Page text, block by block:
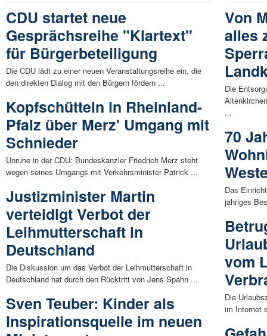
CDU startet neue
Gesprächsreihe "Klartext"
für Bürgerbeteiligung
Die CDU lädt zu einer neuen Veranstaltungsreihe ein, die
den direkten Dialog mit den Bürgern fördern ...
Kopfschütteln in Rheinland-
Pfalz über Merz' Umgang mit
Schnieder
Unruhe in der CDU: Bundeskanzler Friedrich Merz steht
wegen seines Umgangs mit Verkehrsminister Patrick ...
Justizminister Martin
verteidigt Verbot der
Leihmutterschaft in
Deutschland
Die Diskussion um das Verbot der Leihmutterschaft in
Deutschland hat durch den Rücktritt von Jens Spahn ...
Sven Teuber: Kinder als
Inspirationsquelle im neuen
Von
alles
Die
...
70
Das
jähriges
vom
Die
im Internet